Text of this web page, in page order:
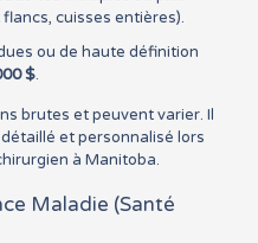
cuisses entières).
ou de haute définition
$.
brutes et peuvent varier. Il
et personnalisé lors
à Manitoba.
Maladie (Santé